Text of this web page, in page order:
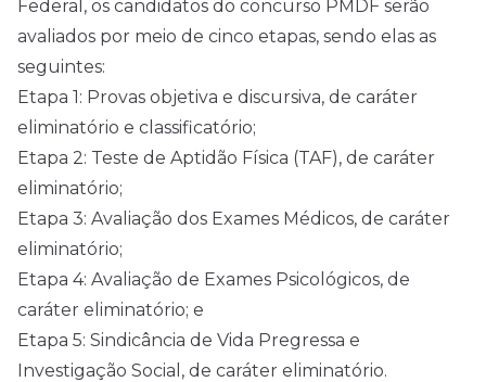
Federal, os candidatos do concurso PMDF serão
avaliados por meio de cinco etapas, sendo elas as
seguintes:
Etapa 1: Provas objetiva e discursiva, de caráter
eliminatório e classificatório;
Etapa 2: Teste de Aptidão Física (TAF), de caráter
eliminatório;
Etapa 3: Avaliação dos Exames Médicos, de caráter
eliminatório;
Etapa 4: Avaliação de Exames Psicológicos, de
caráter eliminatório; e
Etapa 5: Sindicância de Vida Pregressa e
Investigação Social, de caráter eliminatório.